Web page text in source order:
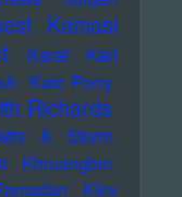
Kamasi
Karat
Karl
Kate Perry
Richards
& Storm
Khruangbin
KIev